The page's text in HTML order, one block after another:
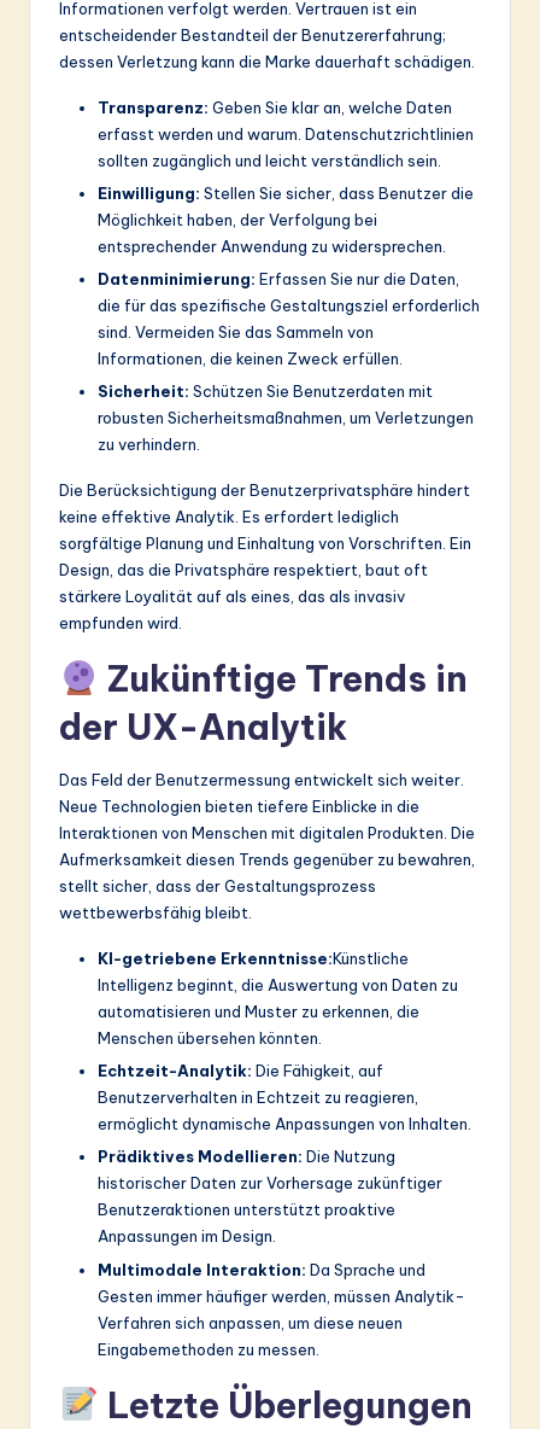
Informationen verfolgt werden. Vertrauen ist ein
entscheidender Bestandteil der Benutzererfahrung;
dessen Verletzung kann die Marke dauerhaft schädigen.
Transparenz: Geben Sie klar an, welche Daten
erfasst werden und warum. Datenschutzrichtlinien
sollten zugänglich und leicht verständlich sein.
Einwilligung: Stellen Sie sicher, dass Benutzer die
Möglichkeit haben, der Verfolgung bei
entsprechender Anwendung zu widersprechen.
Datenminimierung: Erfassen Sie nur die Daten,
die für das spezifische Gestaltungsziel erforderlich
sind. Vermeiden Sie das Sammeln von
Informationen, die keinen Zweck erfüllen.
Sicherheit: Schützen Sie Benutzerdaten mit
robusten Sicherheitsmaßnahmen, um Verletzungen
zu verhindern.
Die Berücksichtigung der Benutzerprivatsphäre hindert
keine effektive Analytik. Es erfordert lediglich
sorgfältige Planung und Einhaltung von Vorschriften. Ein
Design, das die Privatsphäre respektiert, baut oft
stärkere Loyalität auf als eines, das als invasiv
empfunden wird.
Zukünftige Trends in
der UX-Analytik
Das Feld der Benutzermessung entwickelt sich weiter.
Neue Technologien bieten tiefere Einblicke in die
Interaktionen von Menschen mit digitalen Produkten. Die
Aufmerksamkeit diesen Trends gegenüber zu bewahren,
stellt sicher, dass der Gestaltungsprozess
wettbewerbsfähig bleibt.
KI-getriebene Erkenntnisse:Künstliche
Intelligenz beginnt, die Auswertung von Daten zu
automatisieren und Muster zu erkennen, die
Menschen übersehen könnten.
Echtzeit-Analytik: Die Fähigkeit, auf
Benutzerverhalten in Echtzeit zu reagieren,
ermöglicht dynamische Anpassungen von Inhalten.
Prädiktives Modellieren: Die Nutzung
historischer Daten zur Vorhersage zukünftiger
Benutzeraktionen unterstützt proaktive
Anpassungen im Design.
Multimodale Interaktion: Da Sprache und
Gesten immer häufiger werden, müssen Analytik-
Verfahren sich anpassen, um diese neuen
Eingabemethoden zu messen.
Letzte Überlegungen